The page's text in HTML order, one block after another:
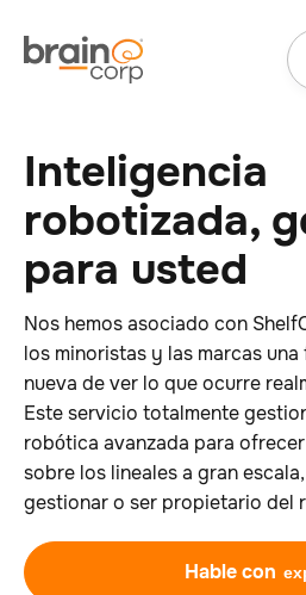
Inteligencia
robotizada,
para usted
Nos hemos asociado con
los minoristas y las marcas
nueva de ver lo que ocurre
Este servicio totalmente
robótica avanzada para
sobre los lineales a gran
gestionar o ser propietario del
Hable con